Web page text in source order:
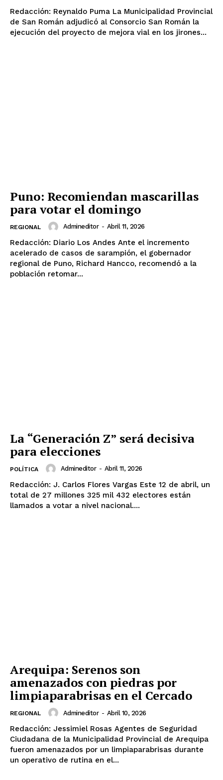
Redacción: Reynaldo Puma La Municipalidad Provincial
de San Román adjudicó al Consorcio San Román la
ejecución del proyecto de mejora vial en los jirones...
Puno: Recomiendan mascarillas
para votar el domingo
REGIONAL Admineditor - Abril 11, 2026
Redacción: Diario Los Andes Ante el incremento
acelerado de casos de sarampión, el gobernador
regional de Puno, Richard Hancco, recomendó a la
población retomar...
La “Generación Z” será decisiva
para elecciones
POLÍTICA Admineditor - Abril 11, 2026
Redacción: J. Carlos Flores Vargas Este 12 de abril, un
total de 27 millones 325 mil 432 electores están
llamados a votar a nivel nacional....
Arequipa: Serenos son
amenazados con piedras por
limpiaparabrisas en el Cercado
REGIONAL Admineditor - Abril 10, 2026
Redacción: Jessimiel Rosas Agentes de Seguridad
Ciudadana de la Municipalidad Provincial de Arequipa
fueron amenazados por un limpiaparabrisas durante
un operativo de rutina en el...